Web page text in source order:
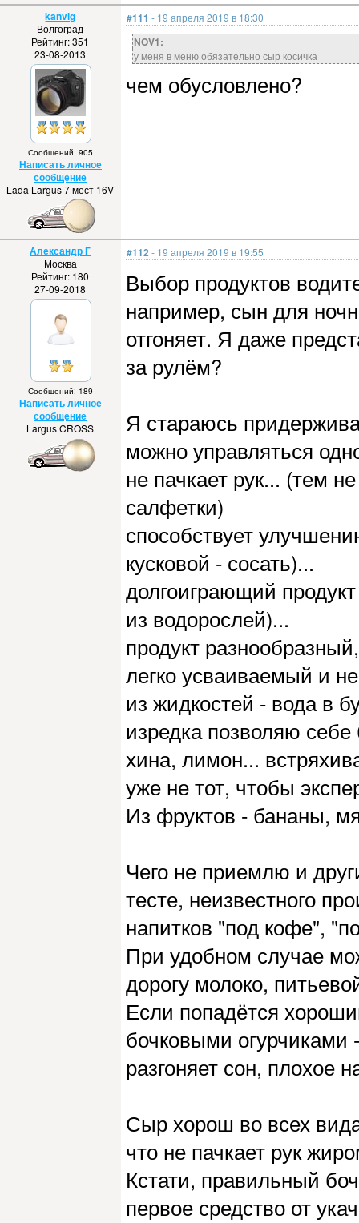
kanvlg
Волгоград
Рейтинг: 351
23-08-2013
Сообщений: 905
Написать личное
сообщение
Lada Largus 7 мест 16V
#111 - 19 апреля 2019 в 18:30
NOV1:
у меня в меню обязательно сыр косичка
чем обусловлено?
Александр Г
Москва
Рейтинг: 180
27-09-2018
Сообщений: 189
Написать личное
сообщение
Largus CROSS
#112 - 19 апреля 2019 в 19:55
Выбор продуктов
например, сын для
отгоняет. Я даже
за рулём?
Я стараюсь
можно управляться
не пачкает рук... (тем
салфетки)
способствует
кусковой - сосать)...
долгоиграющий
из водорослей)...
продукт
легко усваиваемый и
из жидкостей - вода в
изредка позволяю себе
хина, лимон...
уже не тот, чтобы
Из фруктов - бананы,
Чего не приемлю и
тесте, неизвестного
напитков "под кофе",
При удобном случае
дорогу молоко,
Если попадётся
бочковыми
разгоняет сон, плохое
Сыр хорош во всех
что не пачкает рук
Кстати, правильный
первое средство от